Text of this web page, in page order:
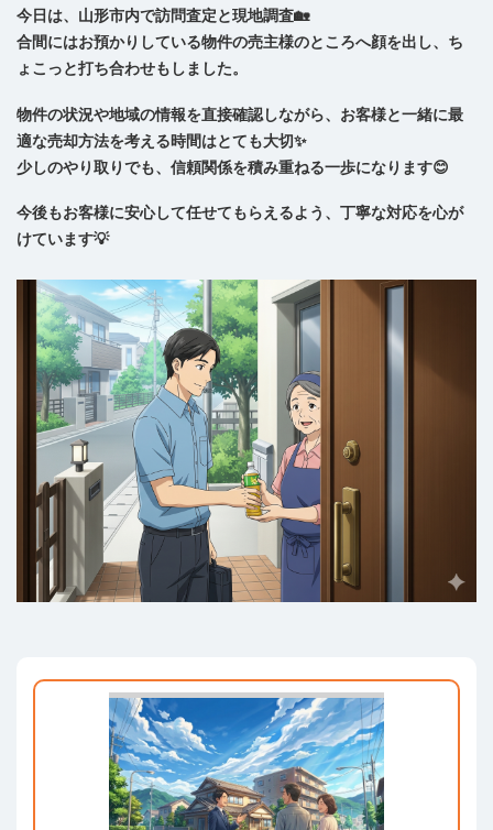
今日は、山形市内で訪問査定と現地調査🏡
合間にはお預かりしている物件の売主様のところへ顔を出し、ち
ょこっと打ち合わせもしました。
物件の状況や地域の情報を直接確認しながら、お客様と一緒に最
適な売却方法を考える時間はとても大切✨
少しのやり取りでも、信頼関係を積み重ねる一歩になります😊
今後もお客様に安心して任せてもらえるよう、丁寧な対応を心が
けています💡